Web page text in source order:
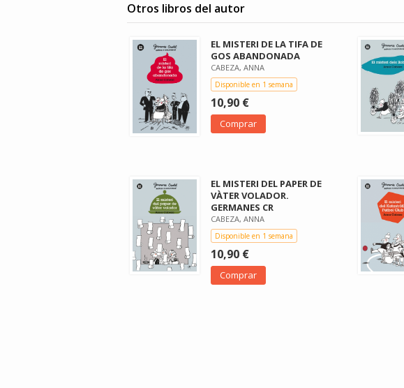
Otros libros del autor
EL MISTERI DE LA TIFA DE
GOS ABANDONADA
CABEZA, ANNA
Disponible en 1 semana
10,90 €
Comprar
EL MISTERI DEL PAPER DE
VÀTER VOLADOR.
GERMANES CR
CABEZA, ANNA
Disponible en 1 semana
10,90 €
Comprar